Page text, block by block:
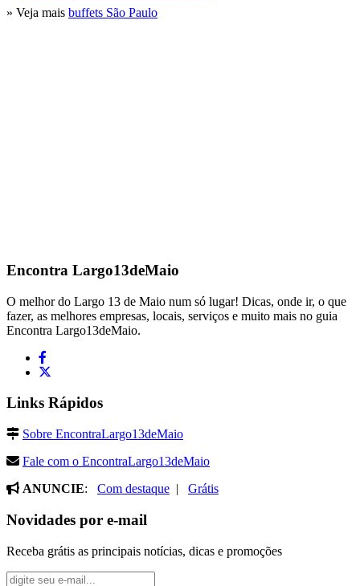
» Veja mais buffets São Paulo
Encontra Largo13deMaio
O melhor do Largo 13 de Maio num só lugar! Dicas, onde ir, o que
fazer, as melhores empresas, locais, serviços e muito mais no guia
Encontra Largo13deMaio.
Links Rápidos
Sobre EncontraLargo13deMaio
Fale com o EncontraLargo13deMaio
ANUNCIE: Com destaque | Grátis
Novidades por e-mail
Receba grátis as principais notícias, dicas e promoções